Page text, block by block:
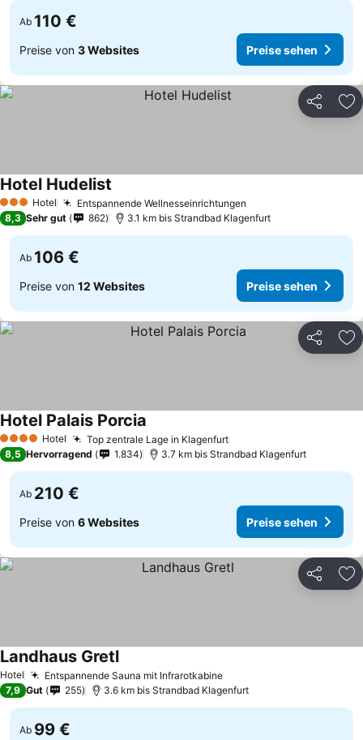
Ab 110 €
Preise von 3 Websites Preise sehen
Teilen
3 SterneHotel Entspannende Wellnesseinrichtungen
Hotel Hudelist
8,3 Sehr gut 862 3.1 km bis Strandbad Klagenfurt
Ab 106 €
Preise von 12 Websites Preise sehen
Teilen
4 Sterne Hotel Top zentrale Lage in Klagenfurt
Hotel Palais Porcia
8,5 Hervorragend 1.834 3.7 km bis Strandbad Klagenfurt
Ab 210 €
Preise von 6 Websites Preise sehen
Teilen
Hotel Entspannende Sauna mit Infrarotkabine
Landhaus Gretl
7,9 Gut 255 3.6 km bis Strandbad Klagenfurt
Ab 99 €